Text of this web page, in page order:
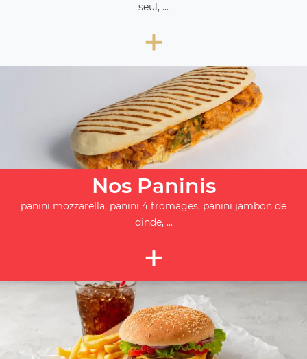
seul, ...
+
Nos Paninis
panini mozzarella, panini 4 fromages, panini jambon de
dinde, ...
+